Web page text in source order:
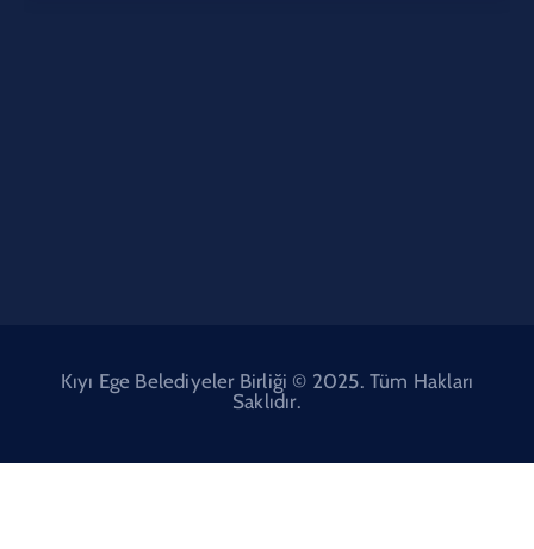
Kıyı Ege Belediyeler Birliği © 2025. Tüm Hakları
Saklıdır.